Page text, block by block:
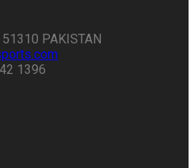
PAKISTAN
1396